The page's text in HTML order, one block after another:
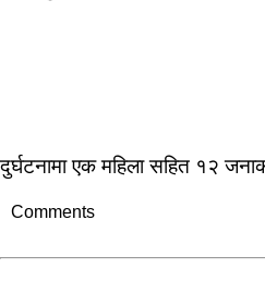
दुर्घटनामा एक महिला सहित १२
Comments